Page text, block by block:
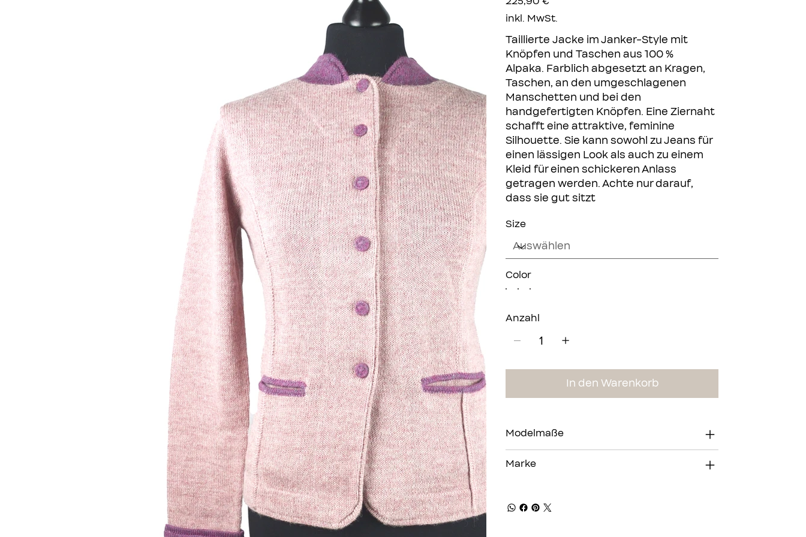
inkl. MwSt.
Taillierte Jacke im Janker-Style mit
Knöpfen und Taschen aus 100 %
Alpaka. Farblich abgesetzt an Kragen,
Taschen, an den umgeschlagenen
Manschetten und bei den
handgefertigten Knöpfen. Eine Ziernaht
schafft eine attraktive, feminine
Silhouette. Sie kann sowohl zu Jeans für
einen lässigen Look als auch zu einem
Kleid für einen schickeren Anlass
getragen werden. Achte nur darauf,
dass sie gut sitzt
Size
Color
Anzahl
In den Warenkorb
Modelmaße
Marke